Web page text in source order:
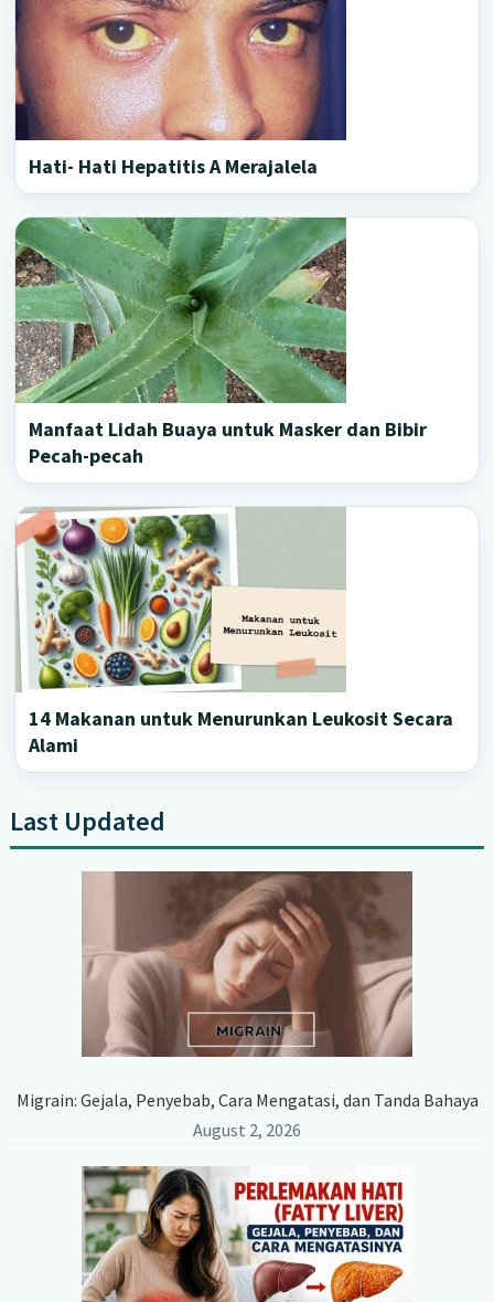
Hati- Hati Hepatitis A Merajalela
Manfaat Lidah Buaya untuk Masker dan Bibir
Pecah-pecah
14 Makanan untuk Menurunkan Leukosit Secara
Alami
Primary
Sidebar
Last Updated
Migrain: Gejala, Penyebab, Cara Mengatasi, dan Tanda Bahaya
August 2, 2026